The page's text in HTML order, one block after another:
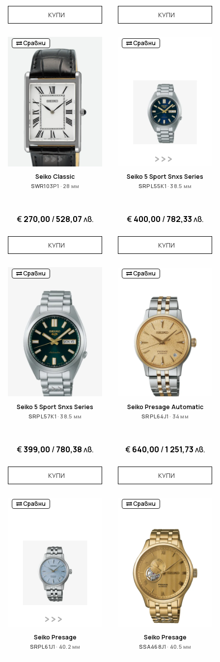
КУПИ КУПИ
Сравни
Seiko Classic
SWR103P1 · 28 мм
€ 270,00 /528,07лв.
КУПИ
Сравни
Seiko 5 Sport Snxs Series
SRPL55K1 · 38.5 мм
€ 400,00 /782,33лв.
КУПИ
Сравни
Seiko 5 Sport Snxs Series
SRPL57K1 · 38.5 мм
€399,00 /780,38лв.
КУПИ
Сравни
Seiko Presage Automatic
SRPL64J1 · 34 мм
€ 640,00 /1 251,73лв.
КУПИ
Сравни
Seiko Presage
SRPL61J1 · 40.2 мм
Сравни
Seiko Presage
SSA468J1 · 40.5 мм